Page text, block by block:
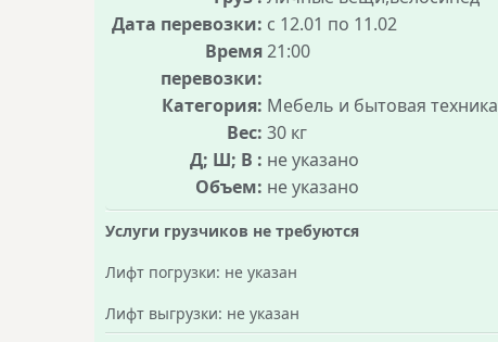
Дата перевозки: с 12.01 по 11.02
Время
перевозки:
21:00
Категория: Мебель и бытовая техника
Вес: 30 кг
Д; Ш; В : не указано
Объем: не указано
Услуги грузчиков не требуются
Лифт погрузки: не указан
Лифт выгрузки: не указан